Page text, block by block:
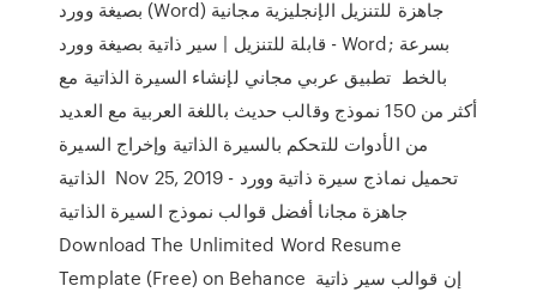
بصيغة وورد (Word) جاهزة للتنزيل الإنجليزية مجانية
قابلة للتنزيل | سير ذاتية بصيغة وورد - Word; بسرعة
بالخط تطبيق عربي مجاني لإنشاء السيرة الذاتية مع
أكثر من 150 نموذج وقالب حديث باللغة العربية مع العديد
من الأدوات للتحكم بالسيرة الذاتية وإخراج السيرة
الذاتية Nov 25, 2019 - تحميل نماذج سيرة ذاتية وورد
جاهزة مجانا أفضل قوالب نموذج السيرة الذاتية
Download The Unlimited Word Resume
Template (Free) on Behance إن قوالب سير ذاتية